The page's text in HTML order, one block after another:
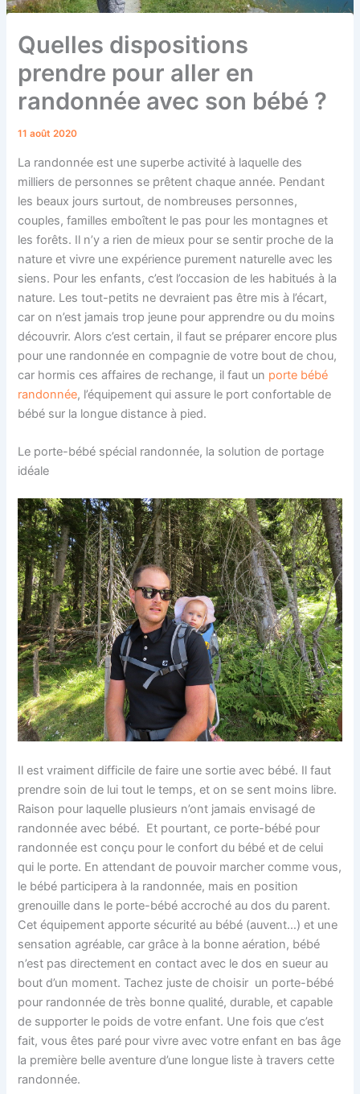
Quelles dispositions
prendre pour aller en
randonnée avec son bébé ?
11 août 2020
La randonnée est une superbe activité à laquelle des
milliers de personnes se prêtent chaque année. Pendant
les beaux jours surtout, de nombreuses personnes,
couples, familles emboîtent le pas pour les montagnes et
les forêts. Il n’y a rien de mieux pour se sentir proche de la
nature et vivre une expérience purement naturelle avec les
siens. Pour les enfants, c’est l’occasion de les habitués à la
nature. Les tout-petits ne devraient pas être mis à l’écart,
car on n’est jamais trop jeune pour apprendre ou du moins
découvrir. Alors c’est certain, il faut se préparer encore plus
pour une randonnée en compagnie de votre bout de chou,
car hormis ces affaires de rechange, il faut un porte bébé
randonnée, l’équipement qui assure le port confortable de
bébé sur la longue distance à pied.
Le porte-bébé spécial randonnée, la solution de portage
idéale
Il est vraiment difficile de faire une sortie avec bébé. Il faut
prendre soin de lui tout le temps, et on se sent moins libre.
Raison pour laquelle plusieurs n’ont jamais envisagé de
randonnée avec bébé. Et pourtant, ce porte-bébé pour
randonnée est conçu pour le confort du bébé et de celui
qui le porte. En attendant de pouvoir marcher comme vous,
le bébé participera à la randonnée, mais en position
grenouille dans le porte-bébé accroché au dos du parent.
Cet équipement apporte sécurité au bébé (auvent…) et une
sensation agréable, car grâce à la bonne aération, bébé
n’est pas directement en contact avec le dos en sueur au
bout d’un moment. Tachez juste de choisir un porte-bébé
pour randonnée de très bonne qualité, durable, et capable
de supporter le poids de votre enfant. Une fois que c’est
fait, vous êtes paré pour vivre avec votre enfant en bas âge
la première belle aventure d’une longue liste à travers cette
randonnée.